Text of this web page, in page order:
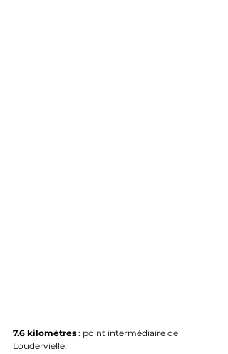
7.6 kilomètres : point intermédiaire de
Loudervielle.